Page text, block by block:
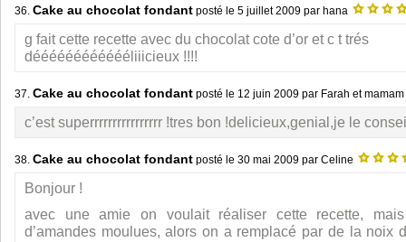
36. Cake au chocolat fondant posté le 5 juillet 2009 par hana
g fait cette recette avec du chocolat cote d’or et c t trés
dééééééééééééliiicieux !!!!
37. Cake au chocolat fondant posté le 12 juin 2009 par Farah et mamam
c’est superrrrrrrrrrrrrrrr !tres bon !delicieux,genial,je le
38. Cake au chocolat fondant posté le 30 mai 2009 par Celine
Bonjour !
avec une amie on voulait réaliser cette recette, mais
d’amandes moulues, alors on a remplacé par de la noix